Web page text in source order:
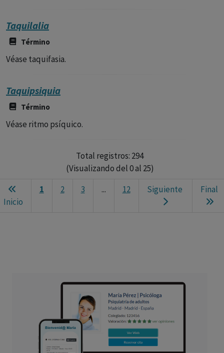
Taquilalia
Término
Véase taquifasia.
Taquipsiquia
Término
Véase ritmo psíquico.
Total registros: 294
(Visualizando del 0 al 25)
Inicio
1 2 3 ... 12 Siguiente
Final